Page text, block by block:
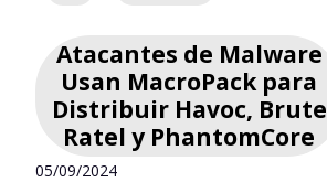
Atacantes de Malware
Usan MacroPack para
Distribuir Havoc, Brute
Ratel y PhantomCore
05/09/2024